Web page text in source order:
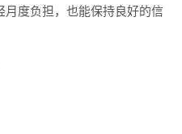
度负担，也能保持良好的信